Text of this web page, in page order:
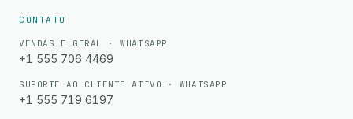
CONTATO
VENDAS E GERAL · WHATSAPP
+1 555 706 4469
SUPORTE AO CLIENTE ATIVO · WHATSAPP
+1 555 719 6197